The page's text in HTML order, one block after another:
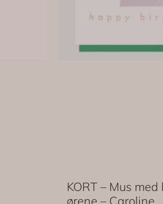
KORT – Mus
ørene – Caroline